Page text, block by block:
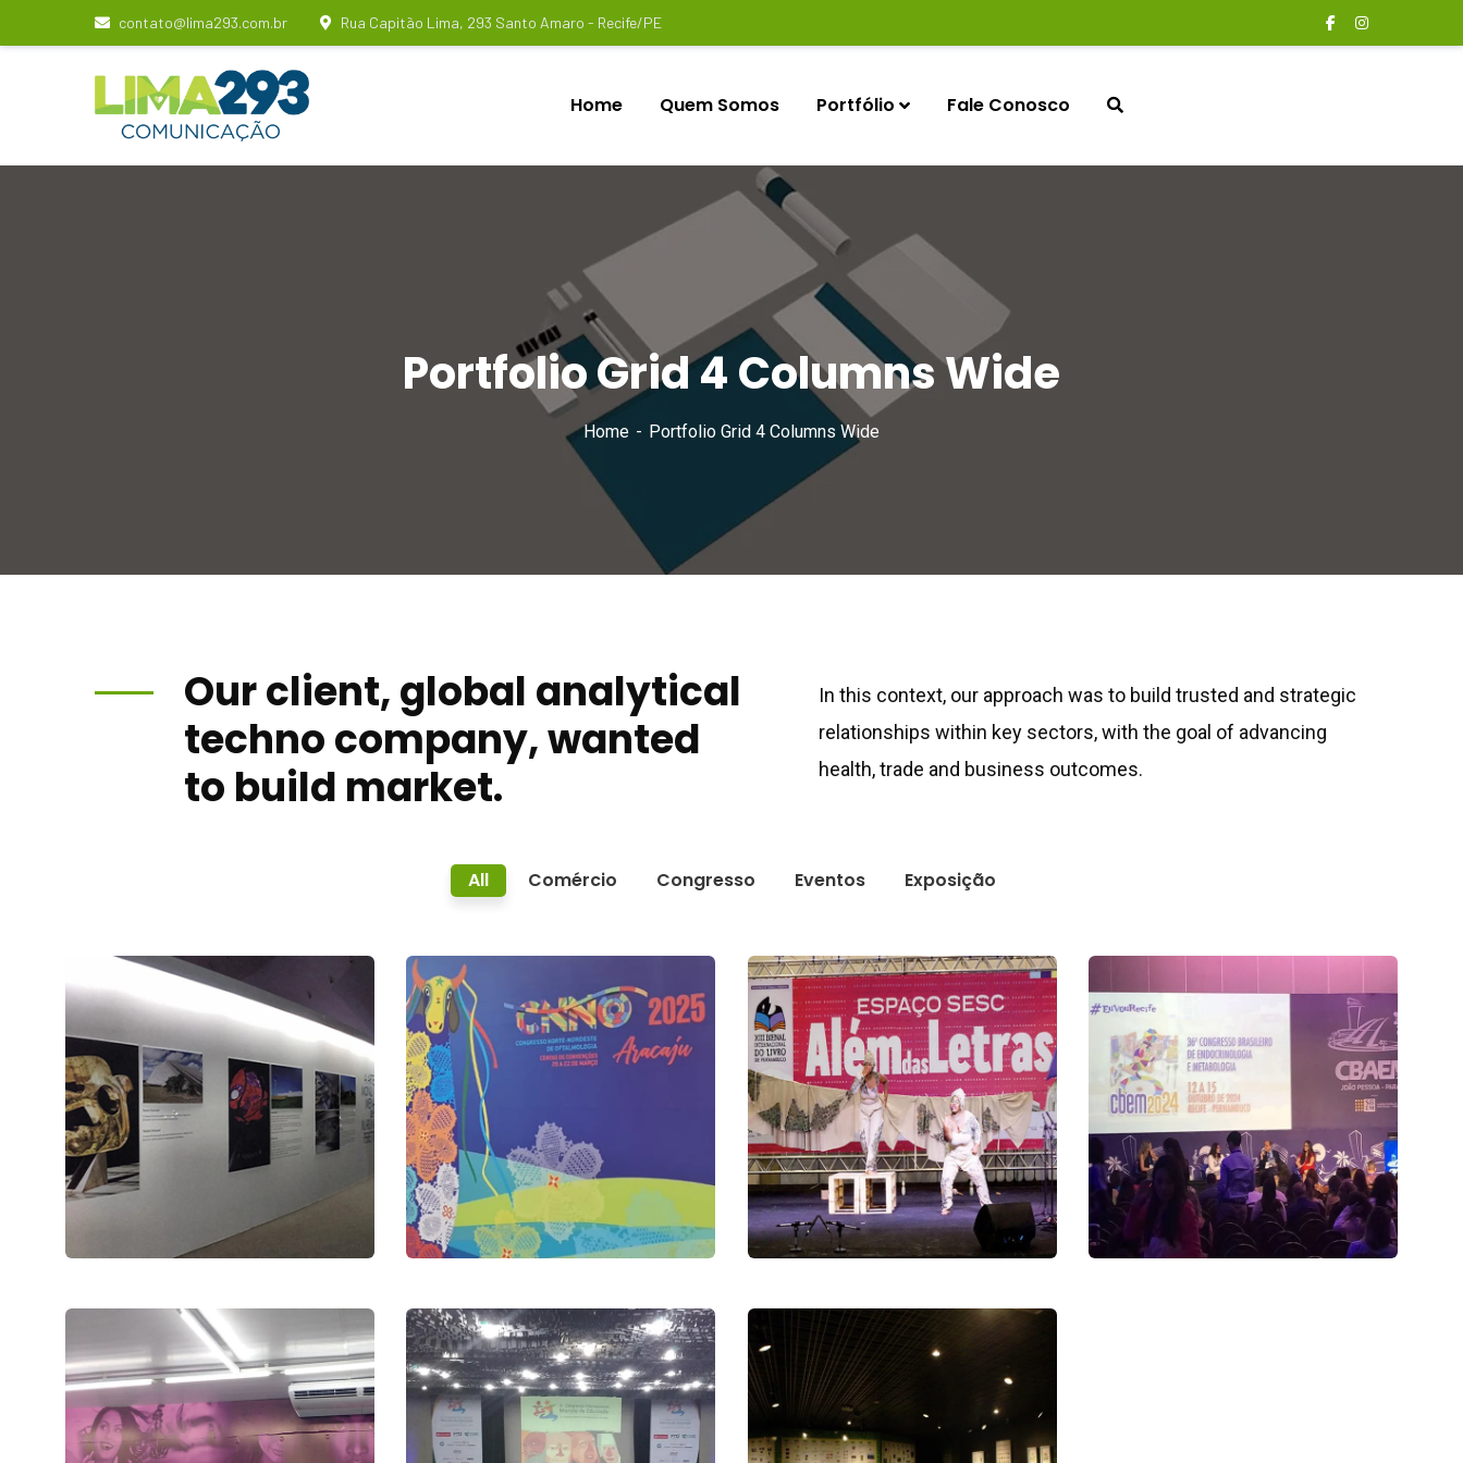
contato@lima293.com.br Rua Capitão Lima, 293 Santo Amaro - Recife/PE
Home Quem Somos Portfólio Fale Conosco
Portfolio Grid 4 Columns Wide
Home Portfolio Grid 4 Columns Wide
Our client, global analytical
techno company, wanted
to build market.
In this context, our approach was to build trusted and strategic
relationships within key sectors, with the goal of advancing
health, trade and business outcomes.
All Comércio Congresso Eventos Exposição
Exposição Museu
Nacional de
Brasília
CNNO 2025
Congresso
13ª Edição da
Bienal
Pernambuco
Eventos
CBAEM 2023
Congresso
5ª edição do